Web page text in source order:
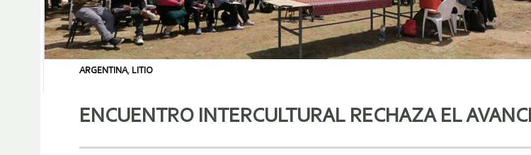
ARGENTINA, LITIO
ENCUENTRO INTERCULTURAL RECHAZA EL